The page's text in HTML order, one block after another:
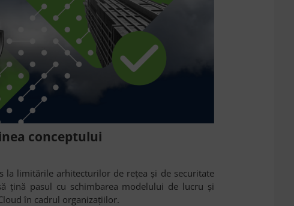
conceptului
la limitările arhitecturilor de rețea și de securitate
țină pasul cu schimbarea modelului de lucru și
în cadrul organizațiilor.